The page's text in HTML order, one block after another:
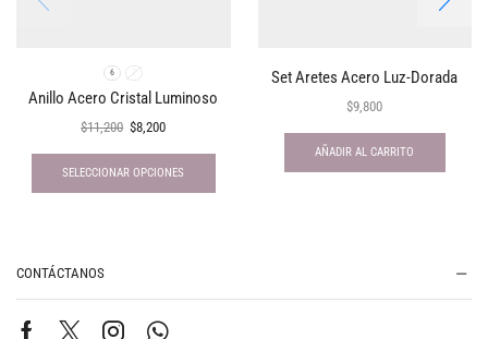
6 7
Anillo Acero Cristal Luminoso
$11,200 $8,200
SELECCIONAR OPCIONES
Set Aretes Acero Luz-Dorada
$9,800
AÑADIR AL CARRITO
CONTÁCTANOS